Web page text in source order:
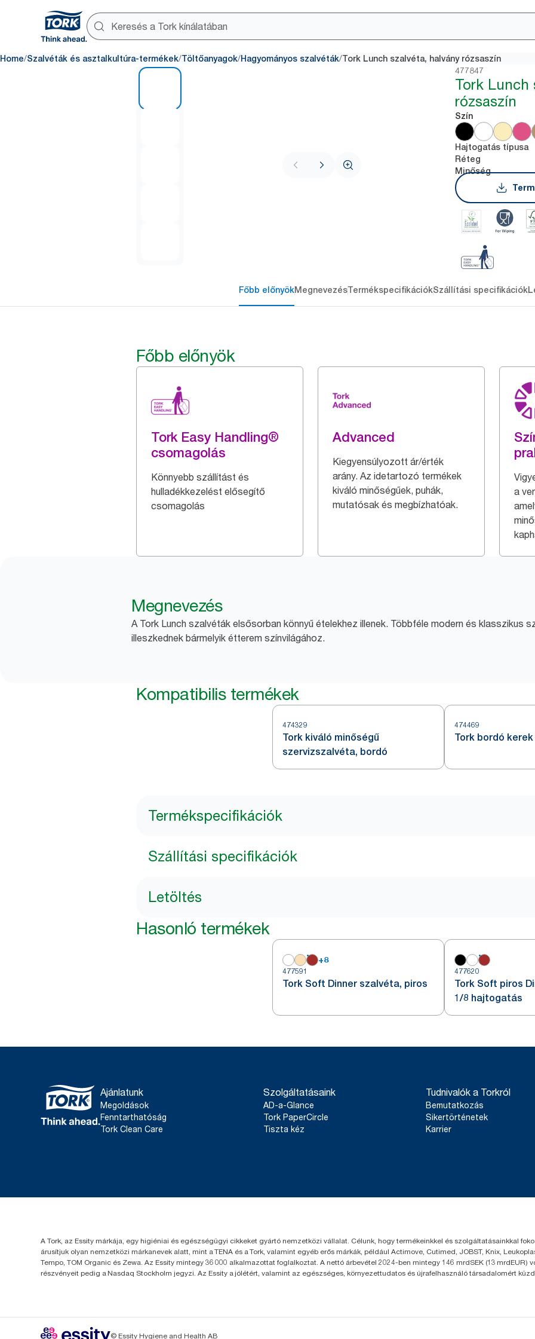
Home/Szalvéták és asztalkultúra-termékek/Töltőanyagok/Hagyományos szalvéták/Tork Lunch szalvéta, halvány rózsaszín
477847
Tork Lunch
rózsaszín
Szín
Hajtogatás típusa
Réteg
Minőség
Főbb előnyökMegnevezésTermékspecifikációkSzállítási specifikációk
Főbb előnyök
Tork Easy Handling®
csomagolás
Könnyebb szállítást és
hulladékkezelést elősegítő
csomagolás
Advanced
Kiegyensúlyozott ár/érték
arány. Az idetartozó termékek
kiváló minőségűek, puhák,
mutatósak és megbízhatóak.
a
Megnevezés
A Tork Lunch szalvéták elsősorban könnyű ételekhez illenek. Többféle modern és klasszikus
illeszkednek bármelyik étterem színvilágához.
Kompatibilis termékek
474329
Tork kiváló minőségű
szervizszalvéta, bordó
474469
Tork bordó
Termékspecifikációk
Szállítási specifikációk
Letöltés
Hasonló termékek
+8
477591
Tork Soft Dinner szalvéta, piros
477620
Tork Soft piros
1/8 hajtogatás
Ajánlatunk
Megoldások
Fenntarthatóság
Tork Clean Care
Szolgáltatásaink
AD-a-Glance
Tork PaperCircle
Tiszta kéz
Tudnivalók a Torkról
Bemutatkozás
Sikertörténetek
Karrier
A Tork, az Essity márkája, egy higiéniai és egészségügyi cikkeket gyártó nemzetközi vállalat. Célunk, hogy termékeinkkel és szolgáltatásainkkal
árusítjuk olyan nemzetközi márkanevek alatt, mint a TENA és a Tork, valamint egyéb erős márkák, például Actimove, Cutimed, JOBST, Knix,
Tempo, TOM Organic és Zewa. Az Essity mintegy 36 000 alkalmazottat foglalkoztat. A nettó árbevétel 2024-ben mintegy 146 mrdSEK (13 mrdEUR)
részvényeit pedig a Nasdaq Stockholm jegyzi. Az Essity a jólétért, valamint az egészséges, környezettudatos és újrafelhasználó társadalomért
© Essity Hygiene and Health AB